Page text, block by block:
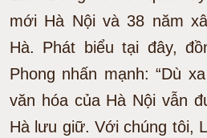
mới Hà Nội và 38 năm
Hà. Phát biểu tại đây,
Phong nhấn mạnh: “Dù
văn hóa của Hà Nội vẫn
Hà lưu giữ. Với chúng tôi,